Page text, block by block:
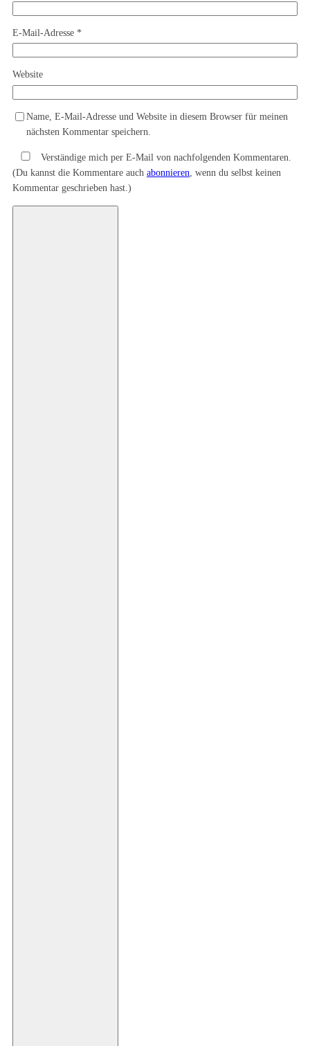
E-Mail-Adresse *
Website
Name, E-Mail-Adresse und Website in diesem Browser für meinen
nächsten Kommentar speichern.
Verständige mich per E-Mail von nachfolgenden Kommentaren.
(Du kannst die Kommentare auch abonnieren , wenn du selbst keinen
Kommentar geschrieben hast.)